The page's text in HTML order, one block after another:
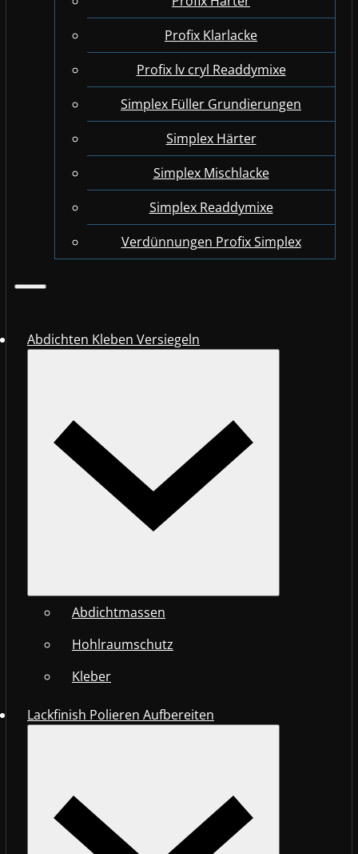
Profix Klarlacke
Profix lv cryl Readdymixe
Simplex Füller Grundierungen
Simplex Härter
Simplex Mischlacke
Simplex Readdymixe
Verdünnungen Profix Simplex
Abdichten Kleben Versiegeln
Abdichtmassen
Hohlraumschutz
Kleber
Lackfinish Polieren Aufbereiten